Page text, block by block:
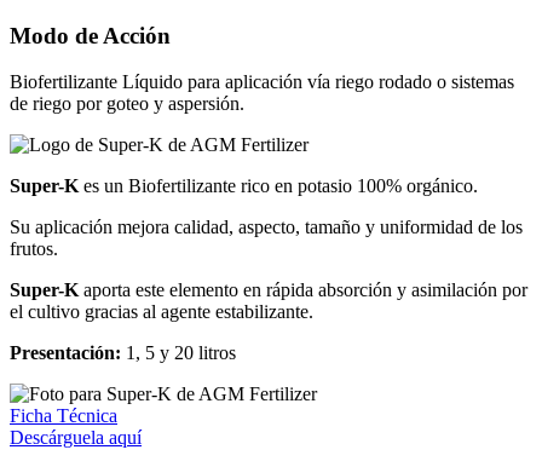
Modo de Acción
Biofertilizante Líquido para aplicación vía riego rodado o sistemas
de riego por goteo y aspersión.
Super-K es un Biofertilizante rico en potasio 100% orgánico.
Su aplicación mejora calidad, aspecto, tamaño y uniformidad de los
frutos.
Super-K aporta este elemento en rápida absorción y asimilación por
el cultivo gracias al agente estabilizante.
Presentación: 1, 5 y 20 litros
Ficha Técnica
Descárguela aquí